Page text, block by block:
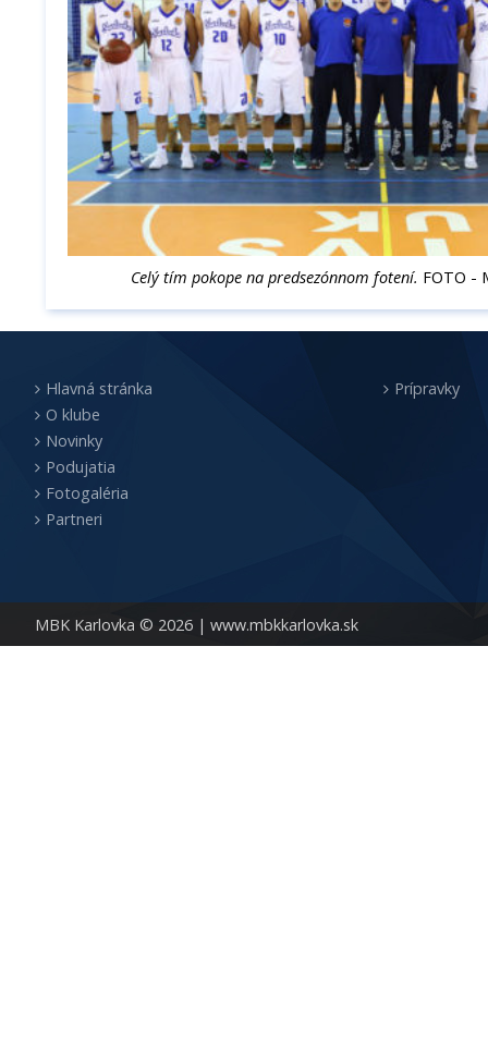
Celý tím pokope na predsezónnom fotení. FOTO -
MBK Karlovka © 2026 | www.mbkkarlovka.sk
Hlavná stránka
O klube
Novinky
Podujatia
Fotogaléria
Partneri
Prípravky